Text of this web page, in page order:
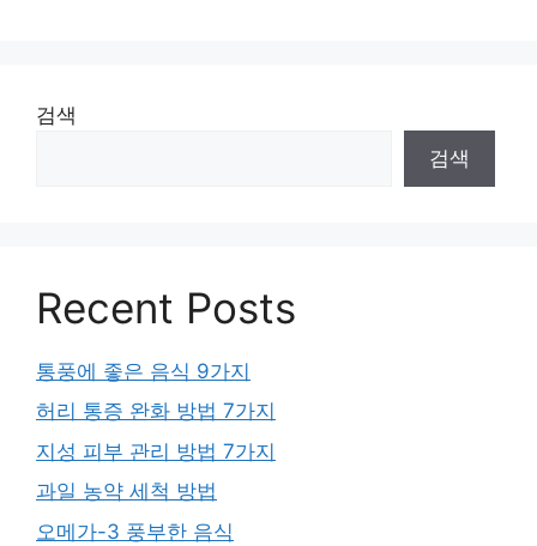
검색
검색
Recent Posts
통풍에 좋은 음식 9가지
허리 통증 완화 방법 7가지
지성 피부 관리 방법 7가지
과일 농약 세척 방법
오메가-3 풍부한 음식